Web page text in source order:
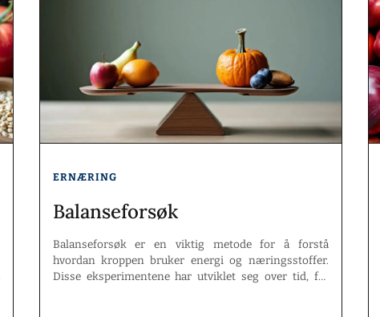
ERNÆRING
Balanseforsøk
Balanseforsøk er en viktig metode for å forstå
hvordan kroppen bruker energi og næringsstoffer.
Disse eksperimentene har utviklet seg over tid, fra